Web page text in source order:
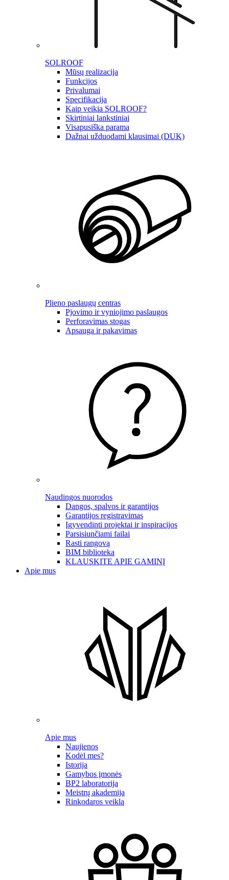
SOLROOF
Mūsų realizacija
Funkcijos
Privalumai
Specifikacija
Kaip veikia SOLROOF?
Skirtiniai lankstiniai
Visapusiška parama
Dažnai užduodami klausimai (DUK)
Plieno paslaugų centras
Pjovimo ir vyniojimo paslaugos
Perforavimas stogas
Apsauga ir pakavimas
Naudingos nuorodos
Dangos, spalvos ir garantijos
Garantijos registravimas
Įgyvendinti projektai ir inspiracijos
Parsisiunčiami failai
Rasti rangovą
BIM biblioteka
KLAUSKITE APIE GAMINĮ
Apie mus
Apie mus
Naujienos
Kodėl mes?
Istorija
Gamybos įmonės
BP2 laboratorija
Meistrų akademija
Rinkodaros veikla